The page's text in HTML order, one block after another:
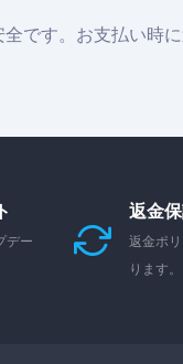
です。お支払い時
デー
返金
返金ポ
ります。